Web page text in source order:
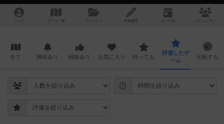
トップ ゲーム一覧 マイリスト 投稿履歴 ボ ドゲ コミュニティ
全て 興味あり 経験あり お気に入り 持ってる
評価したゲ
ーム
比較する